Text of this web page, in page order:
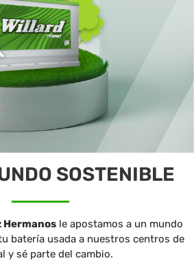
SOSTENIBLE
Hermanos le apostamos a un mundo
batería usada a nuestros centros de
y sé parte del cambio.